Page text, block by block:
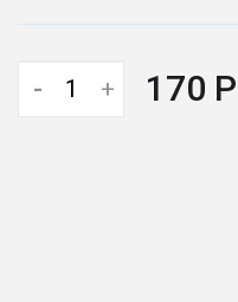
- + 170 Р